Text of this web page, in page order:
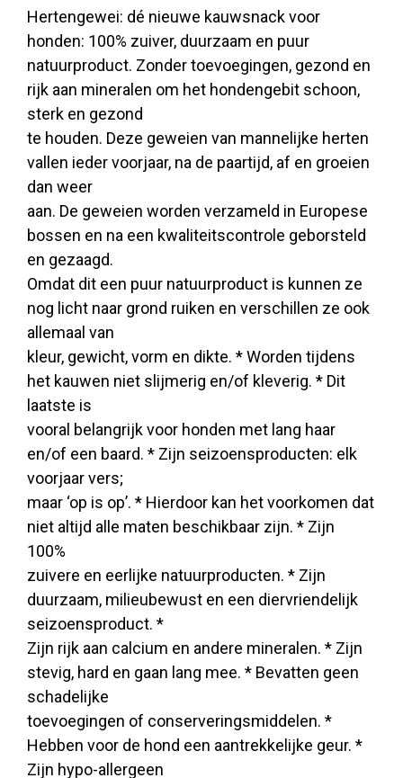
Hertengewei: dé nieuwe kauwsnack voor
honden: 100% zuiver, duurzaam en puur
natuurproduct. Zonder toevoegingen, gezond en
rijk aan mineralen om het hondengebit schoon,
sterk en gezond
te houden. Deze geweien van mannelijke herten
vallen ieder voorjaar, na de paartijd, af en groeien
dan weer
aan. De geweien worden verzameld in Europese
bossen en na een kwaliteitscontrole geborsteld
en gezaagd.
Omdat dit een puur natuurproduct is kunnen ze
nog licht naar grond ruiken en verschillen ze ook
allemaal van
kleur, gewicht, vorm en dikte. * Worden tijdens
het kauwen niet slijmerig en/of kleverig. * Dit
laatste is
vooral belangrijk voor honden met lang haar
en/of een baard. * Zijn seizoensproducten: elk
voorjaar vers;
maar ‘op is op’. * Hierdoor kan het voorkomen dat
niet altijd alle maten beschikbaar zijn. * Zijn
100%
zuivere en eerlijke natuurproducten. * Zijn
duurzaam, milieubewust en een diervriendelijk
seizoensproduct. *
Zijn rijk aan calcium en andere mineralen. * Zijn
stevig, hard en gaan lang mee. * Bevatten geen
schadelijke
toevoegingen of conserveringsmiddelen. *
Hebben voor de hond een aantrekkelijke geur. *
Zijn hypo-allergeen